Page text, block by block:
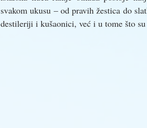
svakom ukusu – od pravih žestica do
destileriji i kušaonici, već i u tome što